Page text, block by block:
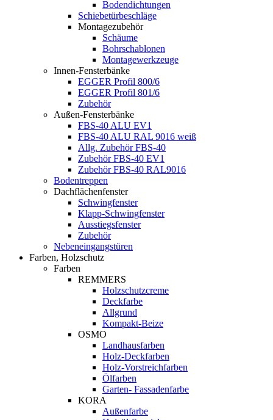
Bodendichtungen
Schiebetürbeschläge
Montagezubehör
Schäume
Bohrschablonen
Montagewerkzeuge
Innen-Fensterbänke
EGGER Profil 800/6
EGGER Profil 801/6
Zubehör
Außen-Fensterbänke
FBS-40 ALU EV1
FBS-40 ALU RAL 9016 weiß
Allg. Zubehör FBS-40
Zubehör FBS-40 EV1
Zubehör FBS-40 RAL9016
Bodentreppen
Dachflächenfenster
Schwingfenster
Klapp-Schwingfenster
Ausstiegsfenster
Zubehör
Nebeneingangstüren
Farben, Holzschutz
Farben
REMMERS
Holzschutzcreme
Deckfarbe
Allgrund
Kompakt-Beize
OSMO
Landhausfarben
Holz-Deckfarben
Holz-Vorstreichfarben
Ölfarben
Garten- Fassadenfarbe
KORA
Außenfarbe